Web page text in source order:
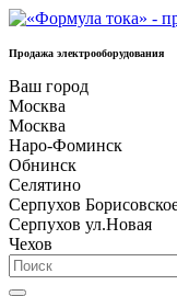
Продажа электрооборудования
Ваш город
Москва
Москва
Наро-Фоминск
Обнинск
Селятино
Серпухов
Серпухов ул.Новая
Чехов